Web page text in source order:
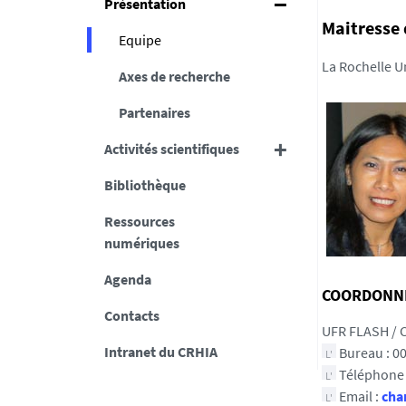
Présentation
Equipe
Axes de recherche
Partenaires
Activités scientifiques
Bibliothèque
Ressources
numériques
Agenda
Contacts
Intranet du CRHIA
Maitresse
La Rochelle
UFR FLASH /
Bureau :
Téléphone
Email :